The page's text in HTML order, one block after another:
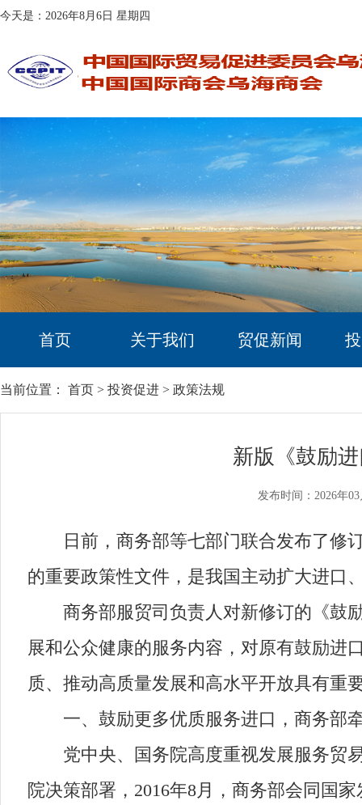
今天是：2026年8月6日 星期四
首页 关于我们 贸促新闻
当前位置： 首页 > 投资促进 > 政策法规
新版《鼓励
发布时间：2026年03
日前，商务部等七部门联合发布了修订
的重要政策性文件，是我国主动扩大进口
商务部服贸司负责人对新修订的《鼓励
展和公众健康的服务内容，对原有鼓励进
质、推动高质量发展和高水平开放具有重
一、鼓励更多优质服务进口，商务部
党中央、国务院高度重视发展服务贸易
院决策部署，2016年8月，商务部会同国